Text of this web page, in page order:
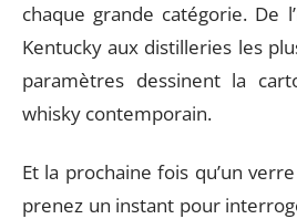
chaque grande catégorie. De
Kentucky aux distilleries les
paramètres dessinent la
whisky contemporain.
Et la prochaine fois qu’un
prenez un instant pour